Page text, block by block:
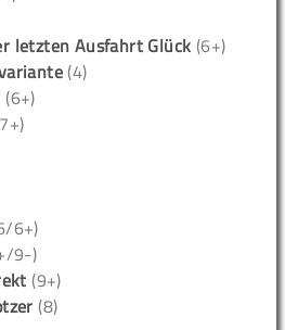
letzten Ausfahrt Glück (6+)
(4)
(6+)
6+)
9-)
(9+)
(8)